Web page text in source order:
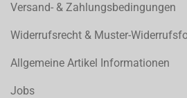
Versand- & Zahlungsbedingungen
Widerrufsrecht & Muster-
Allgemeine Artikel Informationen
Jobs